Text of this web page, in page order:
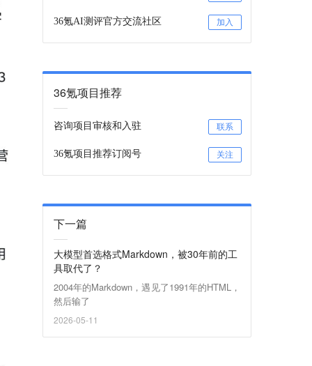
36氪AI测评官方交流社区 加入
36氪项目推荐
咨询项目审核和入驻 联系
36氪项目推荐订阅号 关注
下一篇
大模型首选格式Markdown，被30年前的工
具取代了？
2004年的Markdown，遇见了1991年的HTML，
然后输了
2026-05-11